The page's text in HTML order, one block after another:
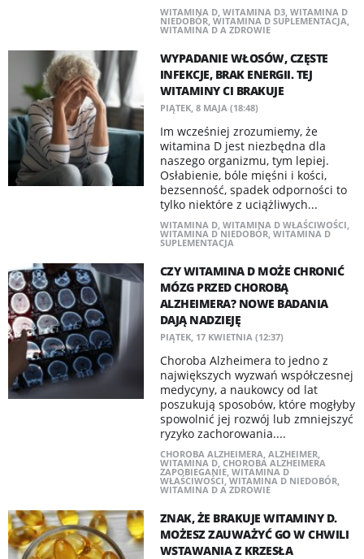
WITAMINA D, WITAMINA D3, WITAMINA D
NIEDOBÓR, WITAMINA D SUPLEMENTACJA,
WITAMINA D A ZDROWIE
WYPADANIE WŁOSÓW, CZĘSTE
INFEKCJE, BRAK ENERGII. TEJ
WITAMINY CI BRAKUJE
PIĄTEK, 8 MAJA (18:48)
Im wcześniej zrozumiemy, że
witamina D jest niezbędna dla
naszego organizmu, tym lepiej.
Osłabienie, bóle mięśni i kości,
bezsenność, spadek odporności to
tylko niektóre z uciążliwych...
WITAMINA D, WITAMINA D WŁAŚCIWOŚCI,
WITAMINA D NIEDOBÓR, WITAMINA D
SUPLEMENTACJA
CZY WITAMINA D MOŻE CHRONIĆ
MÓZG PRZED CHOROBĄ
ALZHEIMERA? NOWE BADANIA
DAJĄ NADZIEJĘ
PIĄTEK, 17 KWIETNIA (12:37)
Choroba Alzheimera to jedno z
największych wyzwań współczesnej
medycyny, a naukowcy od lat
poszukują sposobów, które mogłyby
spowolnić jej rozwój lub zmniejszyć
ryzyko zachorowania....
CHOROBA ALZHEIMERA, ALZHEIMER,
WITAMINA D, CHOROBA ALZHEIMERA
ZAPOBIEGANIE, WITAMINA D
WŁAŚCIWOŚCI,WITAMINA D NIEDOBÓR,
WITAMINA D A ZDROWIE
ZNAK, ŻE BRAKUJE WITAMINY D.
MOŻESZ ZAUWAŻYĆ GO W CHWILI
WSTAWANIA Z KRZESŁA